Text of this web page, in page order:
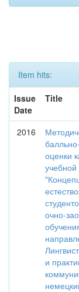
Item hits:
Issue
Date
Title
2016
оценки
очно-
и